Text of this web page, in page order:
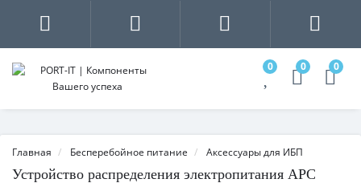
0 0 0
Главная Бесперебойное питание Аксессуары для ИБП
Устройство распределения электропитания APC